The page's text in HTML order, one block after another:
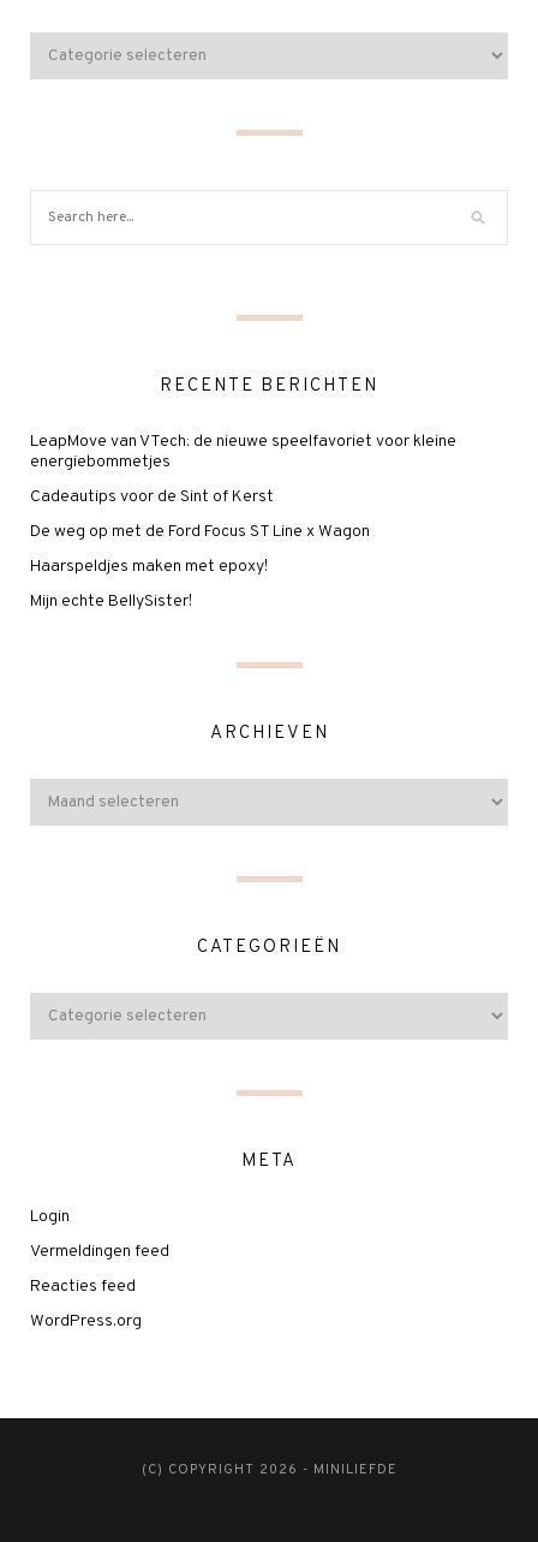
RECENTE BERICHTEN
LeapMove van VTech: de nieuwe speelfavoriet voor kleine
energiebommetjes
Cadeautips voor de Sint of Kerst
De weg op met de Ford Focus ST Line x Wagon
Haarspeldjes maken met epoxy!
Mijn echte BellySister!
ARCHIEVEN
CATEGORIEËN
META
Login
Vermeldingen feed
Reacties feed
WordPress.org
(C) COPYRIGHT 2026 - MINILIEFDE